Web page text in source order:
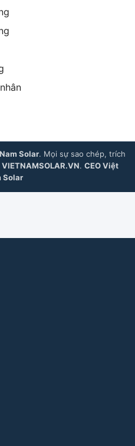
Solar. Mọi sự sao chép, trích
VIETNAMSOLAR.VN. CEO Việt
Solar